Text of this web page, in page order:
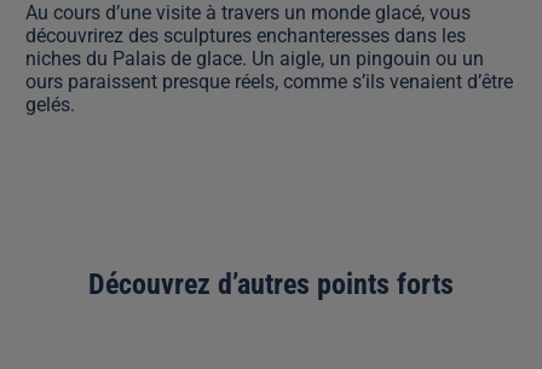
Au cours d’une visite à travers un monde glacé, vous
découvrirez des sculptures enchanteresses dans les
niches du Palais de glace. Un aigle, un pingouin ou un
ours paraissent presque réels, comme s’ils venaient d’être
gelés.
Découvrez d’autres points forts